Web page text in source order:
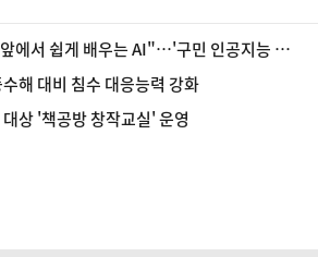
에서 쉽게 배우는 AI"…'구민 인공지능 교
해 대비 침수 대응능력 강화
상 '책공방 창작교실' 운영